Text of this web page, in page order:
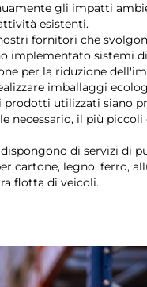
gli impatti
esistenti.
fornitori che
implementato sistemi
per la riduzione
imballaggi
prodotti utilizzati siano
necessario, il più piccoli
di servizi di
cartone, legno, ferro,
flotta di veicoli.